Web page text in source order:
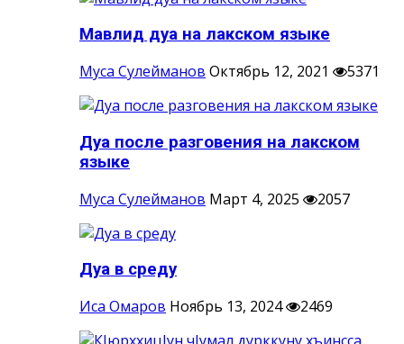
Мавлид дуа на лакском языке
Муса Сулейманов Октябрь 12, 2021 5371
Дуа после разговения на лакском
языке
Муса Сулейманов Март 4, 2025 2057
Дуа в среду
Иса Омаров Ноябрь 13, 2024 2469